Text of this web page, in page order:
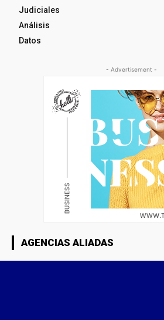
Judiciales
Análisis
Datos
- Advertisement -
AGENCIAS ALIADAS